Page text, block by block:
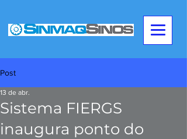
Post
Sistema FIERGS
inaugura ponto do
13 de abr.